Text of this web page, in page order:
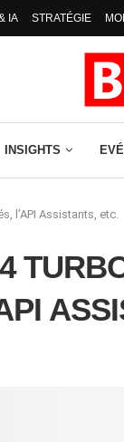
IA STRATÉGIE
INSIGHTS
l’API Assistants, etc.